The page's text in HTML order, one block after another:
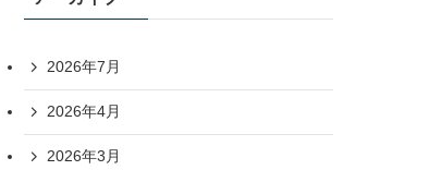
2026年7月
2026年4月
2026年3月